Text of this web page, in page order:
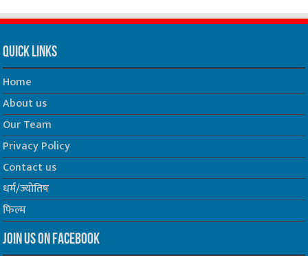
Quick Links
Home
About us
Our Team
Privacy Policy
Contact us
धर्म/ज्योतिष
फिल्म
Join us on Facebook